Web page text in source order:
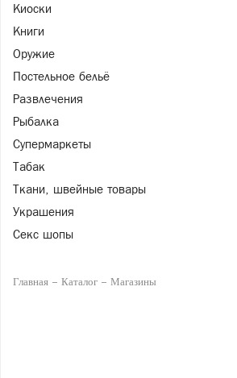
Киоски
Книги
Оружие
Постельное бельё
Развлечения
Рыбалка
Супермаркеты
Табак
Ткани, швейные товары
Украшения
Секс шопы
Главная Каталог Магазины